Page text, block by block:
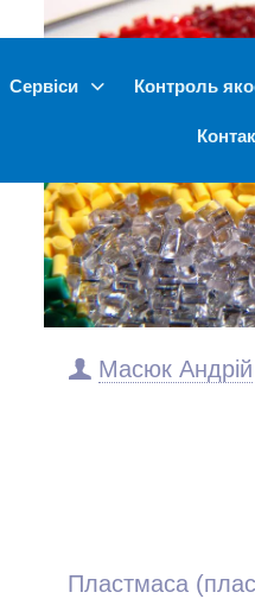
Сервіси Контроль
Масюк Андрій
Пластмаса